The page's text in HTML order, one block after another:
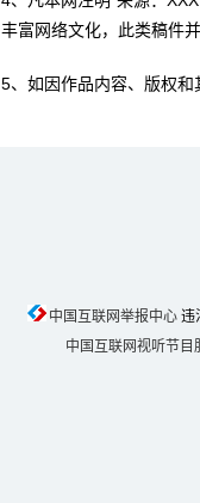
丰富网络文化，此类稿件
5、如因作品内容、版权
中国互联网举报中心违
中国互联网视听节目